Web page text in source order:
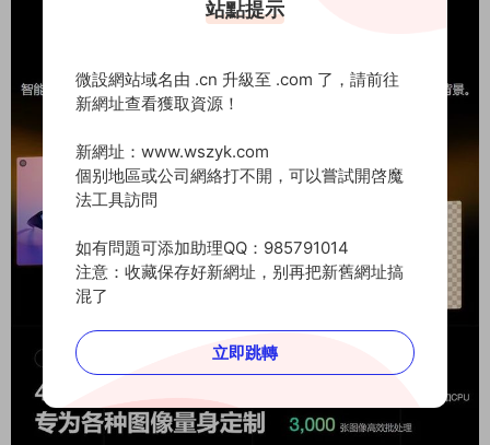
站點提示
微設網站域名由 .cn 升級至 .com 了，請前往
新網址查看獲取資源！
新網址：www.wszyk.com
個别地區或公司網絡打不開，可以嘗試開啓魔
法工具訪問
如有問題可添加助理QQ：985791014
注意：收藏保存好新網址，别再把新舊網址搞
混了
立即跳轉